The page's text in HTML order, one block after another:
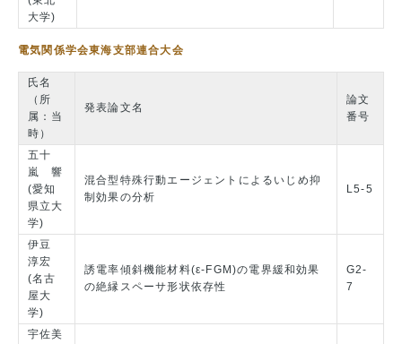
大学)
電気関係学会東海支部連合大会
氏名
（所
属：当
時）
発表論文名
論文
番号
五十
嵐 響
(愛知
県立大
学)
混合型特殊行動エージェントによるいじめ抑
制効果の分析
L5-5
伊豆
淳宏
(名古
屋大
学)
誘電率傾斜機能材料(ε-FGM)の電界緩和効果
の絶縁スペーサ形状依存性
G2-
7
宇佐美